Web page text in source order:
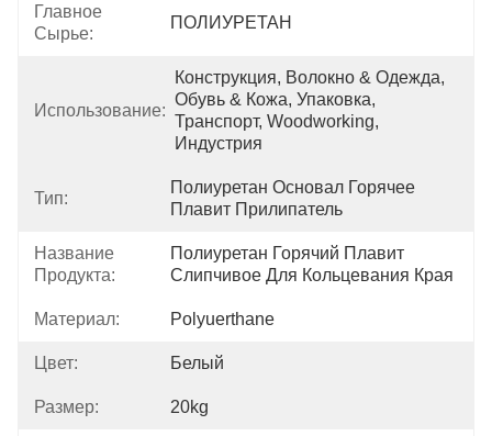
Главное
Сырье:
ПОЛИУРЕТАН
Использование:
Конструкция, Волокно & Одежда,
Обувь & Кожа, Упаковка,
Транспорт, Woodworking,
Индустрия
Тип:
Полиуретан Основал Горячее
Плавит Прилипатель
Название
Продукта:
Полиуретан Горячий Плавит
Слипчивое Для Кольцевания Края
Материал: Polyuerthane
Цвет: Белый
Размер: 20kg